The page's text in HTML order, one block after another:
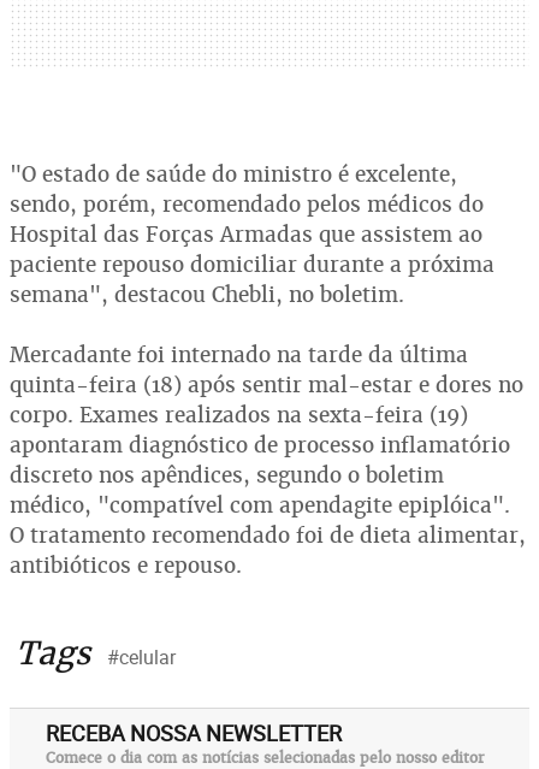
"O estado de saúde do ministro é excelente,
sendo, porém, recomendado pelos médicos do
Hospital das Forças Armadas que assistem ao
paciente repouso domiciliar durante a próxima
semana", destacou Chebli, no boletim.
Mercadante foi internado na tarde da última
quinta-feira (18) após sentir mal-estar e dores no
corpo. Exames realizados na sexta-feira (19)
apontaram diagnóstico de processo inflamatório
discreto nos apêndices, segundo o boletim
médico, "compatível com apendagite epiplóica".
O tratamento recomendado foi de dieta alimentar,
antibióticos e repouso.
Tags #celular
RECEBA NOSSA NEWSLETTER
Comece o dia com as notícias selecionadas pelo nosso editor